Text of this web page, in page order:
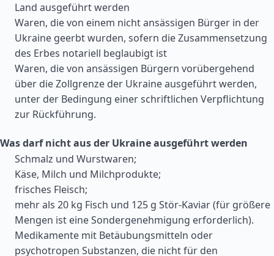
Land ausgeführt werden
Waren, die von einem nicht ansässigen Bürger in der
Ukraine geerbt wurden, sofern die Zusammensetzung
des Erbes notariell beglaubigt ist
Waren, die von ansässigen Bürgern vorübergehend
über die Zollgrenze der Ukraine ausgeführt werden,
unter der Bedingung einer schriftlichen Verpflichtung
zur Rückführung.
Was darf nicht aus der Ukraine ausgeführt werden
Schmalz und Wurstwaren;
Käse, Milch und Milchprodukte;
frisches Fleisch;
mehr als 20 kg Fisch und 125 g Stör-Kaviar (für größere
Mengen ist eine Sondergenehmigung erforderlich).
Medikamente mit Betäubungsmitteln oder
psychotropen Substanzen, die nicht für den